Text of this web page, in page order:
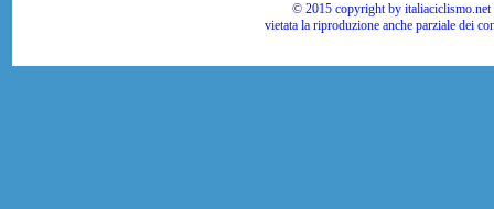
© 2015 copyright by
vietata la riproduzione anche parziale dei